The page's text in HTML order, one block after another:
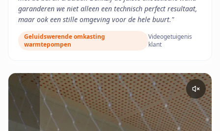
garanderen we niet alleen een technisch perfect resultaat,
maar ook een stille omgeving voor de hele buurt."
Geluidswerende omkasting
warmtepompen
Videogetuigenis
klant